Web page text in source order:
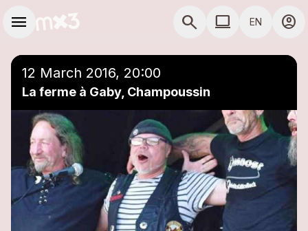
menu search COMPUTER USE
computer EN account_circle
12 March 2016, 20:00
La ferme à Gaby, Champoussin
Add to a playlist close